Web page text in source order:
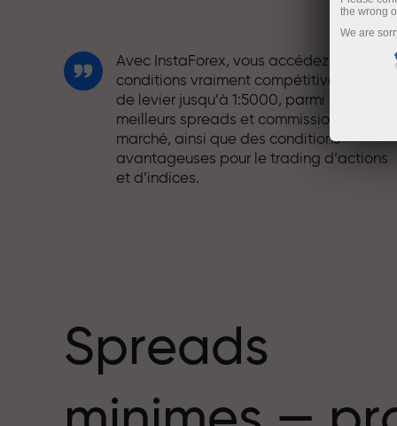
Avec InstaForex, vous accédez à des
conditions vraiment compétitives : effet
de levier jusqu’à 1:5000, parmi les
meilleurs spreads et commissions du
marché, ainsi que des conditions
avantageuses pour le trading d’actions
et d’indices.
trading partagent les mêmes valeurs.
Aleš Loprais apporte l’esprit de
Spreads
the wrong
We are